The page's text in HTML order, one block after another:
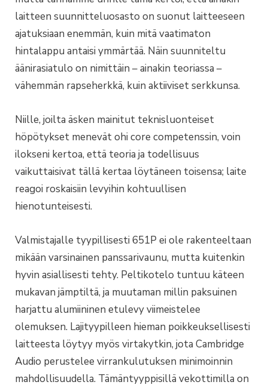
laitteen suunnitteluosasto on suonut laitteeseen
ajatuksiaan enemmän, kuin mitä vaatimaton
hintalappu antaisi ymmärtää. Näin suunniteltu
äänirasiatulo on nimittäin – ainakin teoriassa –
vähemmän rapseherkkä, kuin aktiiviset serkkunsa.
Niille, joilta äsken mainitut teknisluonteiset
höpötykset menevät ohi core competenssin, voin
ilokseni kertoa, että teoria ja todellisuus
vaikuttaisivat tällä kertaa löytäneen toisensa; laite
reagoi roskaisiin levyihin kohtuullisen
hienotunteisesti.
Valmistajalle tyypillisesti 651P ei ole rakenteeltaan
mikään varsinainen panssarivaunu, mutta kuitenkin
hyvin asiallisesti tehty. Peltikotelo tuntuu käteen
mukavan jämptiltä, ja muutaman millin paksuinen
harjattu alumiininen etulevy viimeistelee
olemuksen. Lajityypilleen hieman poikkeuksellisesti
laitteesta löytyy myös virtakytkin, jota Cambridge
Audio perustelee virrankulutuksen minimoinnin
mahdollisuudella. Tämäntyyppisillä vekottimilla on